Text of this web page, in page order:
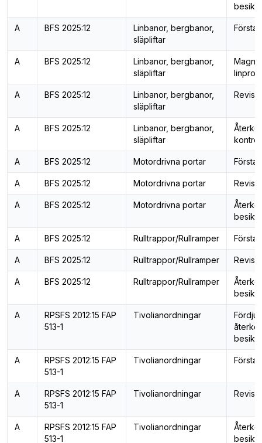
A BFS 2025:12
Linbanor, bergbanor,
släpliftar
Första
A BFS 2025:12
Linbanor, bergbanor,
släpliftar
A BFS 2025:12
Linbanor, bergbanor,
släpliftar
A BFS 2025:12
Linbanor, bergbanor,
släpliftar
kontroll
A BFS 2025:12 Motordrivna portar Första
A BFS 2025:12 Motordrivna portar
A BFS 2025:12 Motordrivna portar
A BFS 2025:12 Rulltrappor/Rullramper Första
A BFS 2025:12 Rulltrappor/Rullramper
A BFS 2025:12 Rulltrappor/Rullramper
A
RPSFS 2012:15 FAP
513-1
Tivolianordningar
A
RPSFS 2012:15 FAP
513-1
Tivolianordningar Första
A
RPSFS 2012:15 FAP
513-1
Tivolianordningar
A
RPSFS 2012:15 FAP
513-1
Tivolianordningar